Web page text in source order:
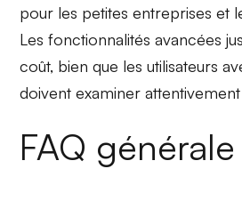
pour les petites entreprises et
Les fonctionnalités avancées
coût, bien que les utilisateurs
doivent examiner
FAQ générale